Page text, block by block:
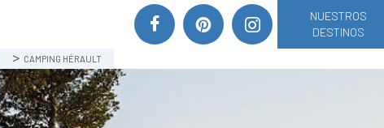
NUESTROS
DESTINOS
CAMPING HÉRAULT